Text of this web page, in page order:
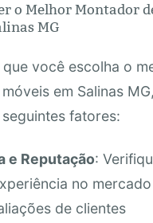
o Melhor Montador
MG
você escolha o
em Salinas MG,
fatores:
e Reputação:
no
de clientes